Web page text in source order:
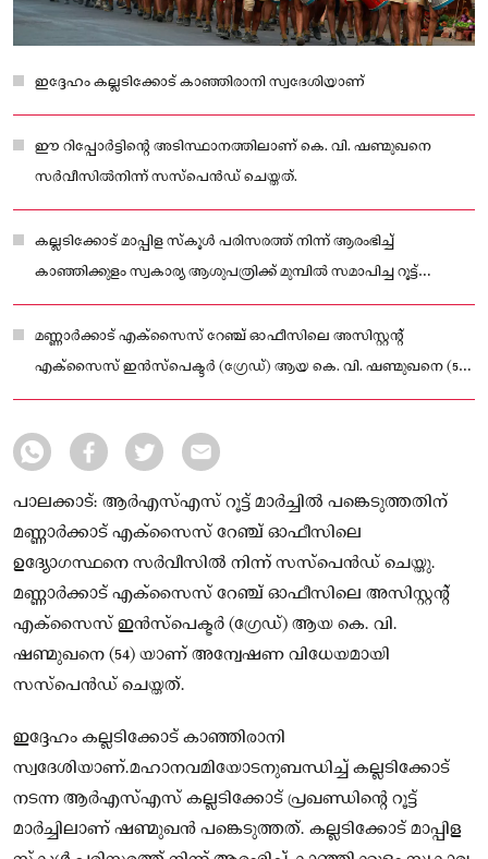
ഇദ്ദേഹം കല്ലടിക്കോട് കാഞ്ഞിരാനി സ്വദേശിയാണ്
ഈ റിപ്പോർട്ടിൻ്റെ അടിസ്ഥാനത്തിലാണ് കെ. വി. ഷണ്മുഖനെ
സർവീസിൽനിന്ന് സസ്‌പെൻഡ് ചെയ്തത്.
കല്ലടിക്കോട് മാപ്പിള സ്‌കൂൾ പരിസരത്ത് നിന്ന് ആരംഭിച്ച്
കാഞ്ഞിക്കുളം സ്വകാര്യ ആശുപത്രിക്ക് മുമ്പിൽ സമാപിച്ച റൂട്ട്
മാർച്ചിൽ ഗണവേഷം ധരിച്ചാണ് ഇദ്ദേഹം പങ്കെടുത്തത്.
മണ്ണാർക്കാട് എക്‌സൈസ് റേഞ്ച് ഓഫീസിലെ അസിസ്റ്റന്റ്
എക്‌സൈസ് ഇൻസ്‌പെക്ടർ (ഗ്രേഡ്) ആയ കെ. വി. ഷണ്മുഖനെ (54)
യാണ് അന്വേഷണ വിധേയമായി സസ്‌പെൻഡ് ചെയ്തത്.
പാലക്കാട്: ആർഎസ്എസ് റൂട്ട് മാർച്ചിൽ പങ്കെടുത്തതിന്
മണ്ണാർക്കാട് എക്‌സൈസ് റേഞ്ച് ഓഫീസിലെ
ഉദ്യോഗസ്ഥനെ സർവീസിൽ നിന്ന് സസ്‌പെൻഡ് ചെയ്തു.
മണ്ണാർക്കാട് എക്‌സൈസ് റേഞ്ച് ഓഫീസിലെ അസിസ്റ്റന്റ്
എക്‌സൈസ് ഇൻസ്‌പെക്ടർ (ഗ്രേഡ്) ആയ കെ. വി.
ഷണ്മുഖനെ (54) യാണ് അന്വേഷണ വിധേയമായി
സസ്‌പെൻഡ് ചെയ്തത്.
ഇദ്ദേഹം കല്ലടിക്കോട് കാഞ്ഞിരാനി
സ്വദേശിയാണ്.മഹാനവമിയോടനുബന്ധിച്ച് കല്ലടിക്കോട്
നടന്ന ആർഎസ്എസ് കല്ലടിക്കോട് പ്രഖണ്ഡിന്റെ റൂട്ട്
മാർച്ചിലാണ് ഷണ്മുഖൻ പങ്കെടുത്തത്. കല്ലടിക്കോട് മാപ്പിള